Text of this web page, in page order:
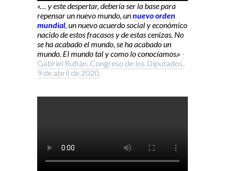
«… y este despertar, debería ser la base para
repensar un nuevo mundo, unnuevo orden
mundial, un nuevo acuerdo social y económico
nacido de estos fracasos y de estas cenizas. No
se ha acabado el mundo, se ha acabado un
mundo. El mundo tal y como lo conocíamos.» -
Gabriel Rufián. Congreso de los Diputados,
9 de abril de 2020.